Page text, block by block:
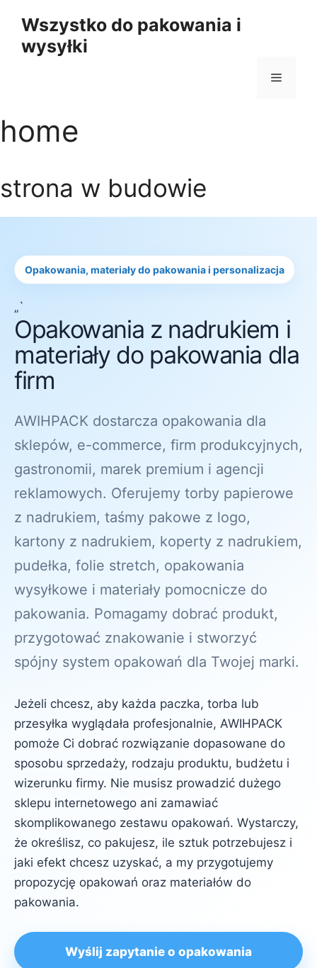
treści
Wszystko do pakowania i
wysyłki
Menu
home
strona w budowie
Opakowania, materiały do pakowania i personalizacja
„`
Opakowania z nadrukiem i
materiały do pakowania dla
firm
AWIHPACK dostarcza opakowania dla
sklepów, e-commerce, firm produkcyjnych,
gastronomii, marek premium i agencji
reklamowych. Oferujemy torby papierowe
z nadrukiem, taśmy pakowe z logo,
kartony z nadrukiem, koperty z nadrukiem,
pudełka, folie stretch, opakowania
wysyłkowe i materiały pomocnicze do
pakowania. Pomagamy dobrać produkt,
przygotować znakowanie i stworzyć
spójny system opakowań dla Twojej marki.
Jeżeli chcesz, aby każda paczka, torba lub
przesyłka wyglądała profesjonalnie, AWIHPACK
pomoże Ci dobrać rozwiązanie dopasowane do
sposobu sprzedaży, rodzaju produktu, budżetu i
wizerunku firmy. Nie musisz prowadzić dużego
sklepu internetowego ani zamawiać
skomplikowanego zestawu opakowań. Wystarczy,
że określisz, co pakujesz, ile sztuk potrzebujesz i
jaki efekt chcesz uzyskać, a my przygotujemy
propozycję opakowań oraz materiałów do
pakowania.
Wyślij zapytanie o opakowania